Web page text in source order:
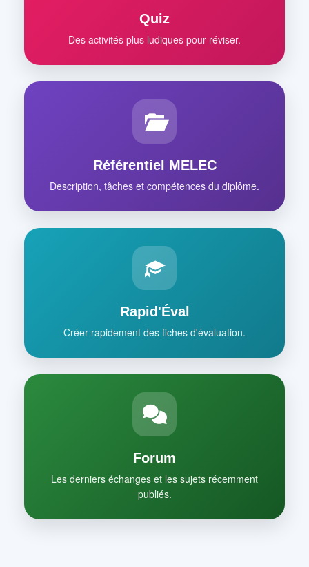
Quiz
Des activités plus ludiques pour réviser.
Référentiel MELEC
Description, tâches et compétences du diplôme.
Rapid'Éval
Créer rapidement des fiches d'évaluation.
Forum
Les derniers échanges et les sujets récemment
publiés.